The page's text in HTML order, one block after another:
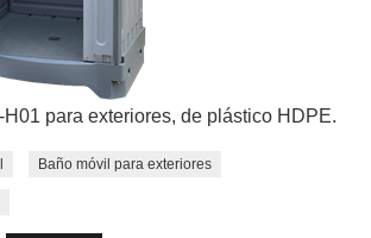
para exteriores, de plástico HDPE.
Baño móvil para exteriores